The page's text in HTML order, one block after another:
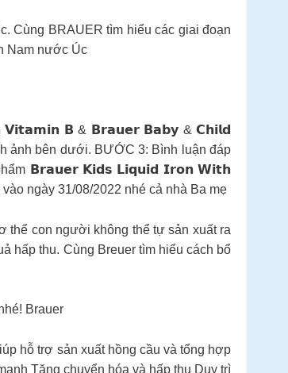
Cùng BRAUER tìm hiểu các giai đoạn
Nam nước Úc
𝗩𝗶𝘁𝗮𝗺𝗶𝗻 𝗕 & 𝗕𝗿𝗮𝘂𝗲𝗿 𝗕𝗮𝗯𝘆 & 𝗖𝗵𝗶𝗹𝗱
ảnh bên dưới. BƯỚC 3: Bình luận đáp
𝗕𝗿𝗮𝘂𝗲𝗿 𝗞𝗶𝗱𝘀 𝗟𝗶𝗾𝘂𝗶𝗱 𝗜𝗿𝗼𝗻 𝗪𝗶𝘁𝗵
ngày 31/08/2022 nhé cả nhà Ba mẹ
thể con người không thể tự sản xuất ra
hấp thu. Cùng Breuer tìm hiểu cách bổ
Brauer
hỗ trợ sản xuất hồng cầu và tổng hợp
Tăng chuyển hóa và hấp thu Duy trì